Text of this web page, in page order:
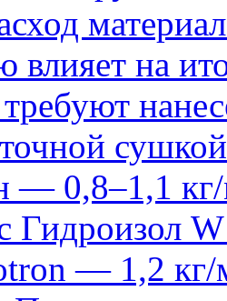
влияет на
— 0,8–1,1 кг/
— 1,2 кг/